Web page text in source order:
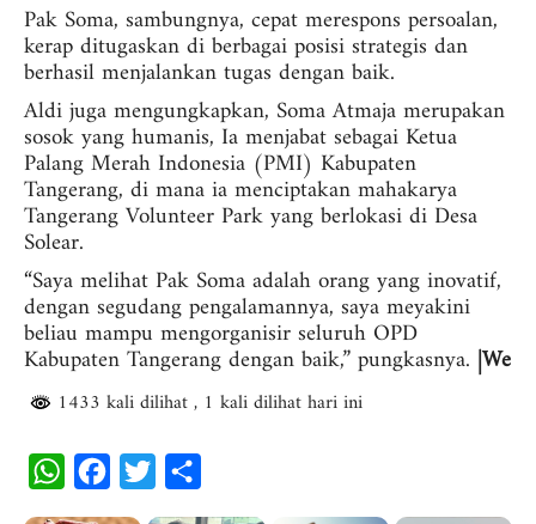
Pak Soma, sambungnya, cepat merespons persoalan,
kerap ditugaskan di berbagai posisi strategis dan
berhasil menjalankan tugas dengan baik.
Aldi juga mengungkapkan, Soma Atmaja merupakan
sosok yang humanis, Ia menjabat sebagai Ketua
Palang Merah Indonesia (PMI) Kabupaten
Tangerang, di mana ia menciptakan mahakarya
Tangerang Volunteer Park yang berlokasi di Desa
Solear.
“Saya melihat Pak Soma adalah orang yang inovatif,
dengan segudang pengalamannya, saya meyakini
beliau mampu mengorganisir seluruh OPD
Kabupaten Tangerang dengan baik,” pungkasnya. |We
1433 kali dilihat, 1 kali dilihat hari ini
W